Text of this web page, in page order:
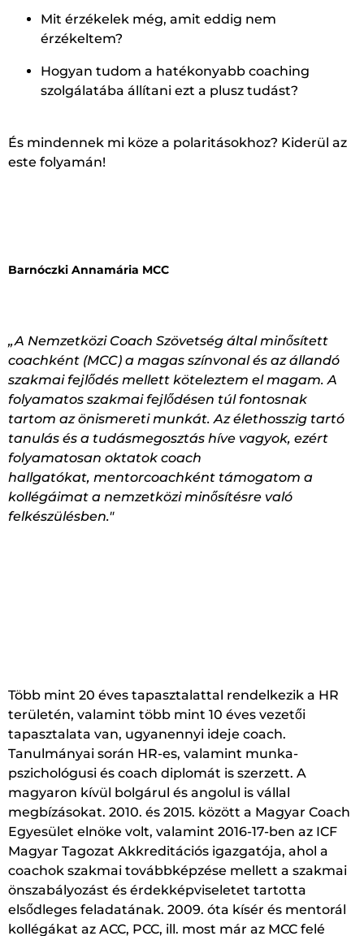
Mit érzékelek még, amit eddig nem
érzékeltem?
Hogyan tudom a hatékonyabb coaching
szolgálatába állítani ezt a plusz tudást?
És mindennek mi köze a polaritásokhoz? Kiderül az
este folyamán!
Barnóczki Annamária MCC
„A Nemzetközi Coach Szövetség által minősített
coachként (MCC) a magas színvonal és az állandó
szakmai fejlődés mellett köteleztem el magam. A
folyamatos szakmai fejlődésen túl fontosnak
tartom az önismereti munkát. Az élethosszig tartó
tanulás és a tudásmegosztás híve vagyok, ezért
folyamatosan oktatok coach
hallgatókat, mentorcoachként támogatom a
kollégáimat a nemzetközi minősítésre való
felkészülésben."
Több mint 20 éves tapasztalattal rendelkezik a HR
területén, valamint több mint 10 éves vezetői
tapasztalata van, ugyanennyi ideje coach.
Tanulmányai során HR-es, valamint munka-
pszichológusi és coach diplomát is szerzett. A
magyaron kívül bolgárul és angolul is vállal
megbízásokat. 2010. és 2015. között a Magyar Coach
Egyesület elnöke volt, valamint 2016-17-ben az ICF
Magyar Tagozat Akkreditációs igazgatója, ahol a
coachok szakmai továbbképzése mellett a szakmai
önszabályozást és érdekképviseletet tartotta
elsődleges feladatának. 2009. óta kísér és mentorál
kollégákat az ACC, PCC, ill. most már az MCC felé